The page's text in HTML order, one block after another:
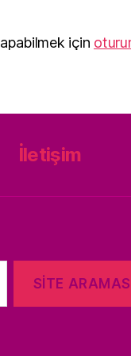
için
İletişim